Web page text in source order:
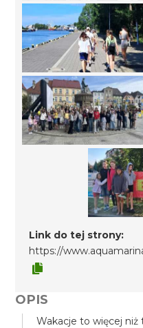
Link do tej strony:
https://
OPIS
Wakacje to więcej niż